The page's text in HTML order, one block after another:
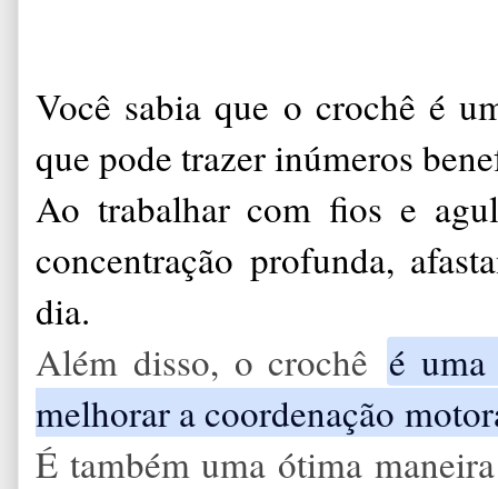
Você sabia que o crochê é
que pode trazer inúmeros
Ao trabalhar com fios e
concentração profunda,
dia.
Além disso, o crochê é
melhorar a coordenação
É também uma ótima